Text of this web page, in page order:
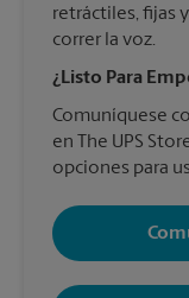
retráctiles, fijas
correr la voz.
¿Listo Para
Comuníquese
en The UPS
opciones para